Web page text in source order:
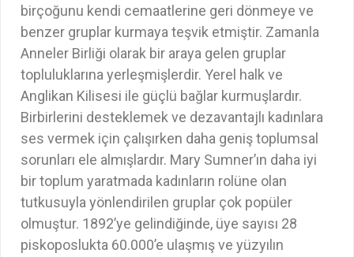
birçoğunu kendi cemaatlerine geri dönmeye ve
benzer gruplar kurmaya teşvik etmiştir. Zamanla
Anneler Birliği olarak bir araya gelen gruplar
topluluklarına yerleşmişlerdir. Yerel halk ve
Anglikan Kilisesi ile güçlü bağlar kurmuşlardır.
Birbirlerini desteklemek ve dezavantajlı kadınlara
ses vermek için çalışırken daha geniş toplumsal
sorunları ele almışlardır. Mary Sumner’ın daha iyi
bir toplum yaratmada kadınların rolüne olan
tutkusuyla yönlendirilen gruplar çok popüler
olmuştur. 1892’ye gelindiğinde, üye sayısı 28
piskoposlukta 60.000’e ulaşmış ve yüzyılın